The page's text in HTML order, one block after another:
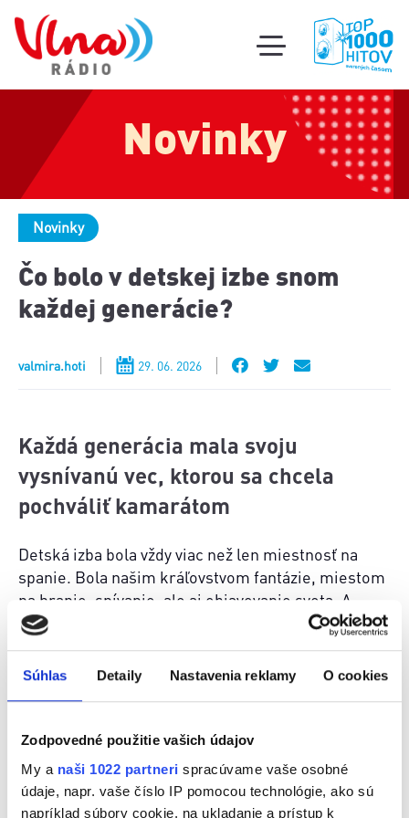
Súhlas Detaily Nastavenia reklamy O cookies
Zodpovedné použitie vašich údajov
My a naši 1022 partneri spracúvame vaše osobné
údaje, napr. vaše číslo IP pomocou technológie, ako sú
napríklad súbory cookie, na ukladanie a prístup k
toggle
mobile
menu
Novinky
Novinky
Čo bolo v detskej izbe snom
každej generácie?
valmira.hoti 29. 06. 2026
Každá generácia mala svoju
vysnívanú vec, ktorou sa chcela
pochváliť kamarátom
Detská izba bola vždy viac než len miestnosť na
spanie. Bola našim kráľovstvom fantázie, miestom
na hranie, snívanie, ale aj objavovanie sveta. A
takmer každé dieťa túžilo po niečom, čo vnímalo
ako ten najväčší poklad. Pred niekoľkými
desaťročiami boli veľkým hitom autodráhy,
stavebnice, vláčikové súpravy či bábiky, o ktorých
spomínajú aj na plagáty obľúbených spevákov na
stenách, farebné lampičky alebo prvý kazetový
prehrávač, ktorý priniesol do detskej izby vlastnú
hudbu.